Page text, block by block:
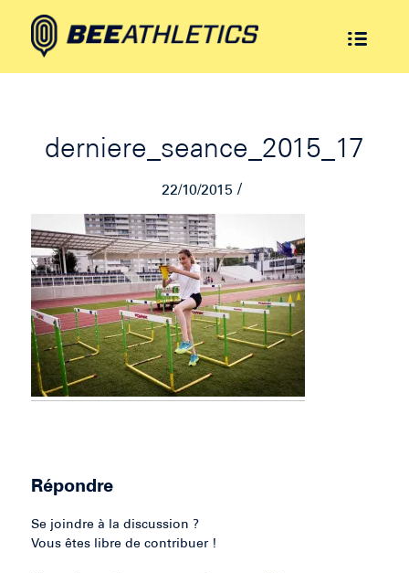
derniere_seance_2015_17
22/10/2015 /
Répondre
Se joindre à la discussion ?
Vous êtes libre de contribuer !